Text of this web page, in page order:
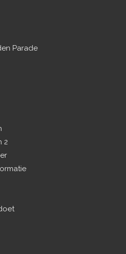
Parade
2